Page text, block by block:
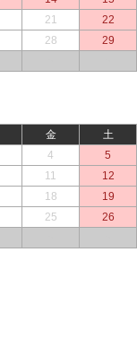
21
22
28
29
金
土
4
5
11
12
18
19
25
26